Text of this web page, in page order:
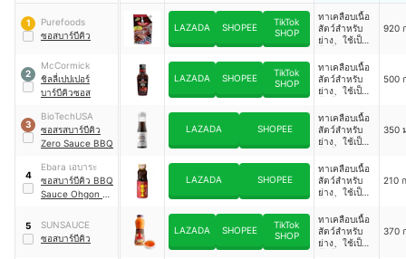
1
Purefoods
ซอสบาร์บีคิว
LAZADA SHOPEE
TikTok
SHOP
ทาเคลือบเนื้อ
สัตว์สำหรับ
ย่าง、ใช้เป็น
เนื้อสัตว์หรือ
ปรุงอาหาร
920
2
McCormick
ชิลลี่เปปเปอร์
บาร์บีคิวซอส
LAZADA SHOPEE
TikTok
SHOP
ทาเคลือบเนื้อ
สัตว์สำหรับ
ย่าง、ใช้เป็น
เนื้อสัตว์หรือ
ปรุงอาหาร
500
3
BioTechUSA
ซอสรสบาร์บีคิว
Zero Sauce BBQ
LAZADA SHOPEE
ทาเคลือบเนื้อ
สัตว์สำหรับ
ย่าง、ใช้เป็น
เนื้อสัตว์หรือ
ปรุงอาหาร
350
4
Ebara เอบาระ
ซอสบาร์บีคิว BBQ
Sauce Ohgon No
LAZADA SHOPEE
ทาเคลือบเนื้อ
สัตว์สำหรับ
ย่าง、ใช้เป็น
เนื้อสัตว์หรือ
ปรุงอาหาร
210
5
SUNSAUCE
ซอสบาร์บีคิว
LAZADA SHOPEE
TikTok
SHOP
ทาเคลือบเนื้อ
สัตว์สำหรับ
ย่าง、ใช้เป็น
370